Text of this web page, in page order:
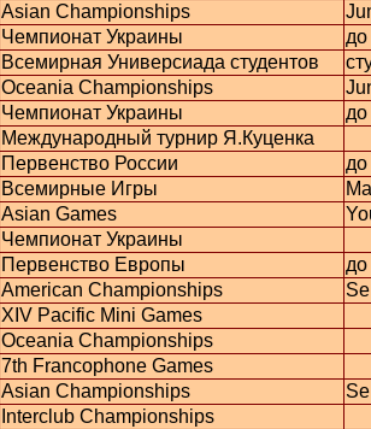
Asian Championships
Чемпионат Украины
Всемирная Универсиада студентов
Oceania Championships
Чемпионат Украины
до
Международный турнир Я.Куценка
Первенство России
Всемирные Игры
Asian Games
Чемпионат Украины
Первенство Европы
American Championships
XIV Pacific Mini Games
Oceania Championships
7th Francophone Games
Asian Championships
Interclub Championships